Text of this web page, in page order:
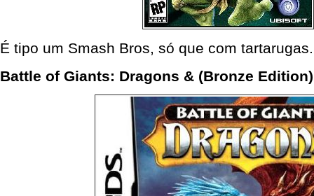
É tipo um Smash Bros, só que com tartarugas.
Battle of Giants: Dragons & (Bronze Edition)